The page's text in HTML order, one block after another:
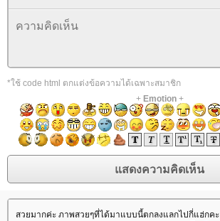
*ใช้ code html ตกแต่งข้อความได้เฉพาะสมาชิก
+ Emotion+
สวยมากค่ะ ภาพสวยๆที่ได้มาแบบนี้ตกลงแลกไปกี่แฮ่กคะ